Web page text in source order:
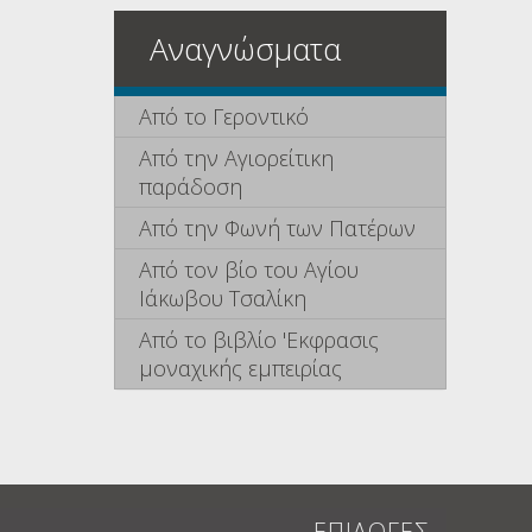
Αναγνώσματα
Από το Γεροντικό
Από την Αγιορείτικη
παράδοση
Από την Φωνή των Πατέρων
Από τον βίο του Αγίου
Ιάκωβου Τσαλίκη
Από το βιβλίο 'Εκφρασις
μοναχικής εμπειρίας